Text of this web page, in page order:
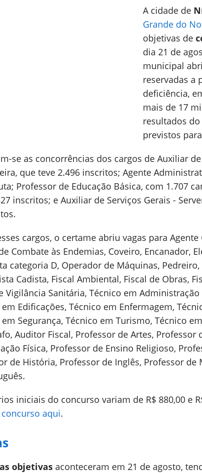
A cidade de
Grande do
objetivas de
dia 21 de
municipal
reservadas a
deficiência,
mais de 17
resultados
previstos
se as concorrências dos cargos de Auxiliar
que teve 2.496 inscritos; Agente
Professor de Educação Básica, com 1.707
inscritos; e Auxiliar de Serviços Gerais -
cargos, o certame abriu vagas para
Combate às Endemias, Coveiro, Encanador,
categoria D, Operador de Máquinas,
Cadista, Fiscal Ambiental, Fiscal de Obras,
Vigilância Sanitária, Técnico em
Edificações, Técnico em Enfermagem,
Segurança, Técnico em Turismo, Técnico
Auditor Fiscal, Professor de Artes, Professor
Física, Professor de Ensino Religioso,
de História, Professor de Inglês, Professor de
iniciais do concurso variam de R$ 880,00 e
aqui.
objetivas aconteceram em 21 de agosto,